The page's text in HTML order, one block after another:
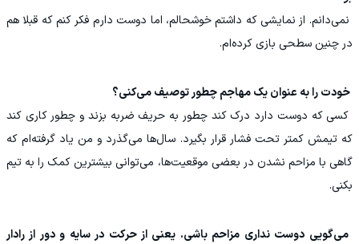
‏ نمی‌دانم. از نمایشی که داشتم خوشحالم، اما دوست دارم فکر کنم که قبلا هم
در چنین سطحی بازی کرده‌ام.
‏ خودت را به عنوان یک مهاجم چطور توصیف می‌کنی؟
‏ کسی که دوست دارد درک کند چطور به حریف ضربه بزند و چطور کاری کند
که تیمش کمتر تحت فشار قرار بگیرد. سال‌ها می‌گذرد و من یاد گرفته‌ام که
گاهی با مزاحم نشدن در بعضی موقعیت‌ها، می‌توانی بیشترین کمک را به تیم
بکنی.
‏ می‌گویی دوست نداری مزاحم باشی. یعنی از حرکت در سایه و دور از رادار